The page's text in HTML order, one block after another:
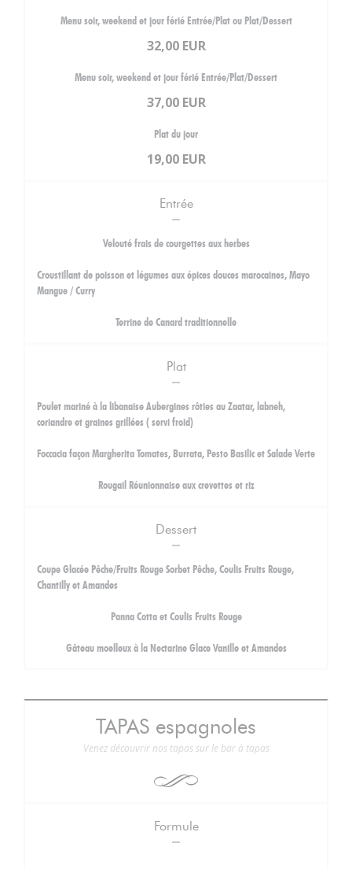
Menu soir, weekend et jour férié Entrée/Plat ou Plat/Dessert
32,00 EUR
Menu soir, weekend et jour férié Entrée/Plat/Dessert
37,00 EUR
Plat du jour
19,00 EUR
Entrée
Velouté frais de courgettes aux herbes
Croustillant de poisson et légumes aux épices douces marocaines, Mayo
Mangue / Curry
Terrine de Canard traditionnelle
Plat
Poulet mariné à la libanaise Aubergines rôties au Zaatar, labneh,
coriandre et graines grillées ( servi froid)
Foccacia façon Margherita Tomates, Burrata, Pesto Basilic et Salade Verte
Rougail Réunionnaise aux crevettes et riz
Dessert
Coupe Glacée Pêche/Fruits Rouge Sorbet Pêche, Coulis Fruits Rouge,
Chantilly et Amandes
Panna Cotta et Coulis Fruits Rouge
Gâteau moelleux à la Nectarine Glace Vanille et Amandes
TAPAS espagnoles
Venez découvrir nos tapas sur le bar à tapas
Formule